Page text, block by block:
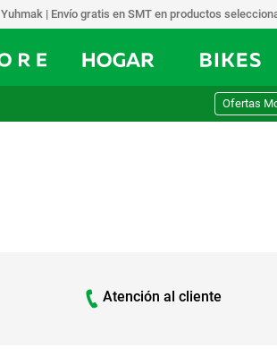
Yuhmak | Envío gratis en SMT en productos
Ofertas
Atención al cliente